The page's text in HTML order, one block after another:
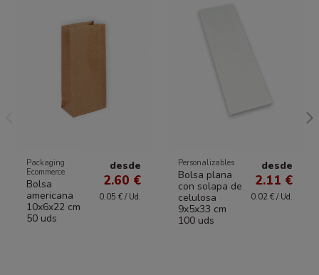
Packaging
Ecommerce
Bolsa
americana
10x6x22 cm
50 uds
desde
2.60 €
0.05 € / Ud.
Personalizables
Bolsa plana
con solapa de
celulosa
9x5x33 cm
100 uds
desde
2.11 €
0.02 € / Ud.